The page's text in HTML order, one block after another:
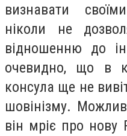
визнавати
ніколи не
відношенню до
очевидно, що в
консула ще не
шовінізму.
він мріє про нову